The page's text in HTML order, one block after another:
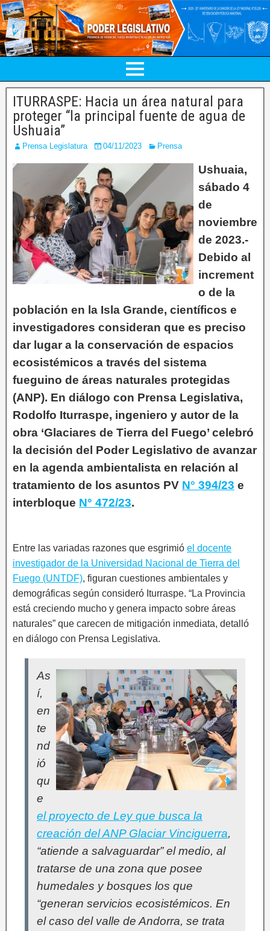
ITURRASPE: Hacia un área natural para
proteger “la principal fuente de agua de
Ushuaia”
Prensa Legislatura 04/11/2023 Prensa
Ushuaia,
sábado 4
de
noviembre
de 2023.-
Debido al
increment
o de la
población en la Isla Grande, científicos e
investigadores consideran que es preciso
dar lugar a la conservación de espacios
ecosistémicos a través del sistema
fueguino de áreas naturales protegidas
(ANP). En diálogo con Prensa Legislativa,
Rodolfo Iturraspe, ingeniero y autor de la
obra ‘Glaciares de Tierra del Fuego’ celebró
la decisión del Poder Legislativo de avanzar
en la agenda ambientalista en relación al
tratamiento de los asuntos PV N° 394/23 e
interbloque N° 472/23.
Entre las variadas razones que esgrimió el docente
investigador de la Universidad Nacional de Tierra del
Fuego (UNTDF), figuran cuestiones ambientales y
demográficas según consideró Iturraspe. “La Provincia
está creciendo mucho y genera impacto sobre áreas
naturales” que carecen de mitigación inmediata, detalló
en diálogo con Prensa Legislativa.
As
í,
en
te
nd
ió
qu
e
el proyecto de Ley que busca la
creación del ANP Glaciar Vinciguerra,
“atiende a salvaguardar” el medio, al
tratarse de una zona que posee
humedales y bosques los que
“generan servicios ecosistémicos. En
el caso del valle de Andorra, se trata